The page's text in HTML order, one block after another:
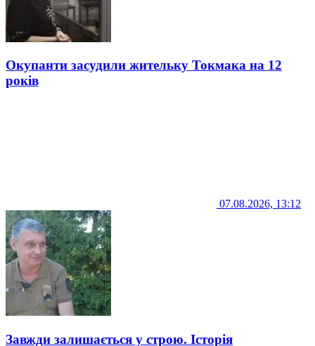
Окупанти засудили жительку Токмака на 12
років
07.08.2026, 13:12
Завжди залишається у строю. Історія